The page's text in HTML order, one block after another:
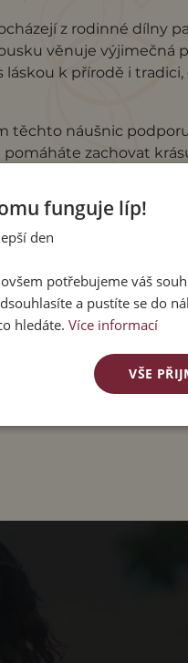
z rodinné dílny
věnuje výjimečná
láskou k přírodě i
těchto náušnic
zachovat
funguje líp!
den
potřebujeme váš
a pustíte se do
hledáte. Více informací
VŠE